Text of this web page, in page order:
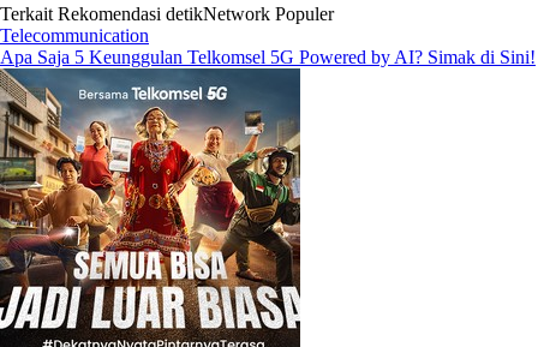
Terkait Rekomendasi detikNetwork Populer
Telecommunication
Apa Saja 5 Keunggulan Telkomsel 5G Powered by AI? Simak di Sini!